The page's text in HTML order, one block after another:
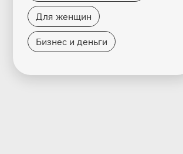
Для женщин
Бизнес и деньги